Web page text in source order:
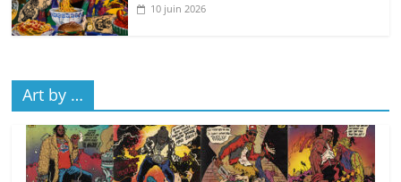
10 juin 2026
Art by …